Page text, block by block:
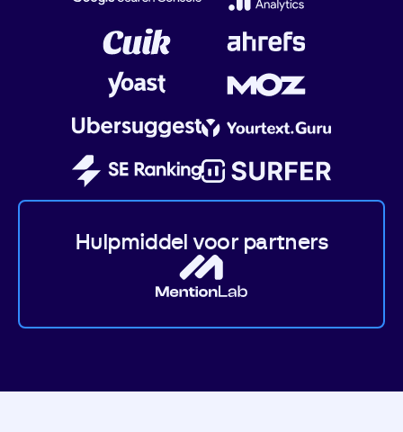
Hulpmiddel voor partners